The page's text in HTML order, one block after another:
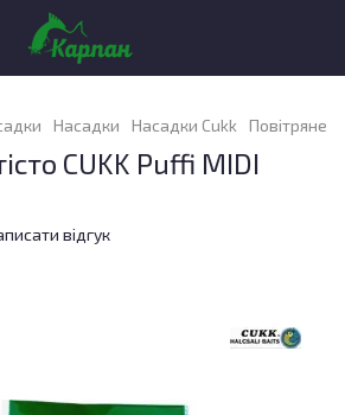
Насадки Насадки Cukk Повітряне
CUKK Puffi MIDI
відгук